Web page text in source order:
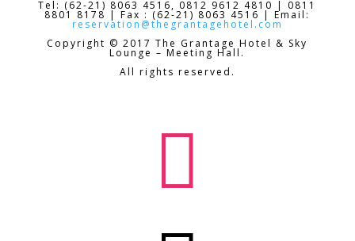
Tel: (62-21) 8063 4516, 0812 9612 4810 | 0811
8801 8178 | Fax : (62-21) 8063 4516 | Email:
reservation@thegrantagehotel.com
Copyright © 2017 The Grantage Hotel & Sky
Lounge – Meeting Hall.
All rights reserved.
